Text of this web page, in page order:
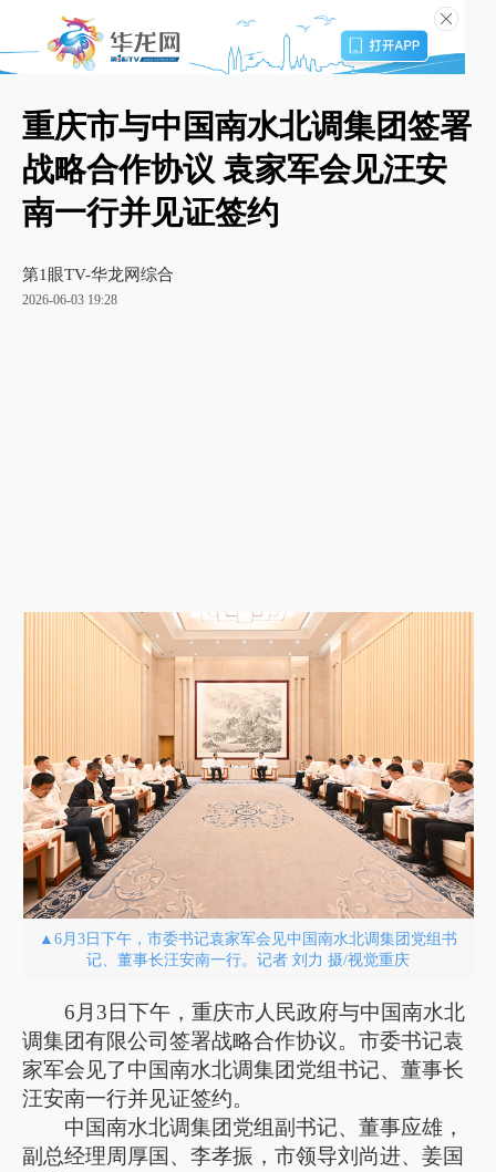
重庆市与中国南水北调集团签署
战略合作协议 袁家军会见汪安
南一行并见证签约
第1眼TV-华龙网综合
2026-06-03 19:28
▲6月3日下午，市委书记袁家军会见中国南水北调集团党组书
记、董事长汪安南一行。记者 刘力 摄/视觉重庆
6月3日下午，重庆市人民政府与中国南水北
调集团有限公司签署战略合作协议。市委书记袁
家军会见了中国南水北调集团党组书记、董事长
汪安南一行并见证签约。
中国南水北调集团党组副书记、董事应雄，
副总经理周厚国、李孝振，市领导刘尚进、姜国